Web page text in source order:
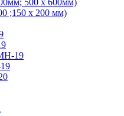
500 х 600мм)
;150 х 200 мм)
19